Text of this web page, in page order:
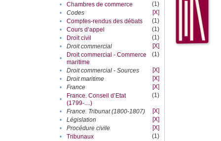
•
Chambres de commerce
(1)
•
Codes
[X]
•
Comptes-rendus des débats
(1)
•
Cours d’appel
(1)
•
Droit civil
(1)
•
Droit commercial
[X]
•
Droit commercial - Commerce
maritime
(1)
• Droit commercial - Sources
[X]
•
Droit maritime
[X]
•
France
[X]
•
France. Conseil d’Etat
(1799-....)
(1)
• France. Tribunat (1800-1807)
[X]
•
Législation
[X]
•
Procédure civile
[X]
•
Tribunaux
(1)